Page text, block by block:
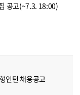
공고(~7.3. 18:00)
인턴 채용공고